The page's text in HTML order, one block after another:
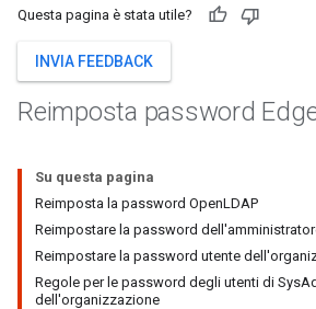
Questa pagina è stata utile?
INVIA FEEDBACK
Reimposta password
Su questa pagina
Reimposta la password OpenLDAP
Reimpostare la password
Reimpostare la password utente
Regole per le password degli utenti di
dell'organizzazione